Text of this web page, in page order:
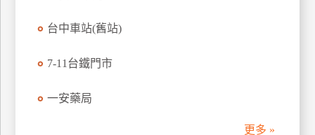
台中車站(舊站)
7-11台鐵門市
一安藥局
更多 »